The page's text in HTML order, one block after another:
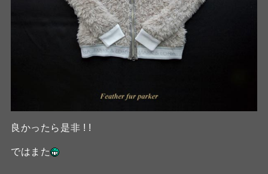
良かったら是非 ! !
ではまた